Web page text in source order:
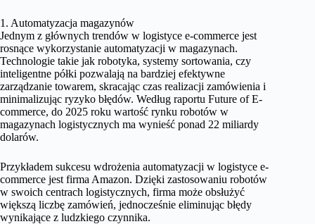
1. Automatyzacja magazynów
Jednym z głównych trendów w logistyce e-commerce jest
rosnące wykorzystanie automatyzacji w magazynach.
Technologie takie jak robotyka, systemy sortowania, czy
inteligentne półki pozwalają na bardziej efektywne
zarządzanie towarem, skracając czas realizacji zamówienia i
minimalizując ryzyko błędów. Według raportu Future of E-
commerce, do 2025 roku wartość rynku robotów w
magazynach logistycznych ma wynieść ponad 22 miliardy
dolarów.
Przykładem sukcesu wdrożenia automatyzacji w logistyce e-
commerce jest firma Amazon. Dzięki zastosowaniu robotów
w swoich centrach logistycznych, firma może obsłużyć
większą liczbę zamówień, jednocześnie eliminując błędy
wynikające z ludzkiego czynnika.